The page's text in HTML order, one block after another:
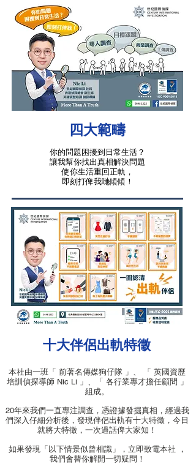
四大範疇
你的問題困擾到日常生活？
讓我幫你找出真相解決問題
使你生活重回正軌，
即刻打俾我哋傾傾！
十大伴侶出軌特徵
本社由一班「 前著名傳媒狗仔隊 」、 「 英國資歷
培訓偵探導師 Nic Li 」、「 各行業專才擔任顧問 」
組成。
20年來我們一直專注調查，憑證據發掘真相，經過我
們深入仔細分析後，發現伴侶出軌有十大特徵，今日
就將大特徵，一次過話俾大家知！
如果發現「以下情景似曾相識」，立即致電本社 ，
我們會替你解開一切疑問！